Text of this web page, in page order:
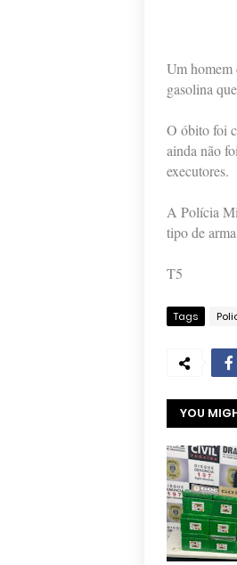
Um homem
gasolina
O óbito foi
ainda não
executores.
A Polícia
tipo de
T5
Tags
YOU